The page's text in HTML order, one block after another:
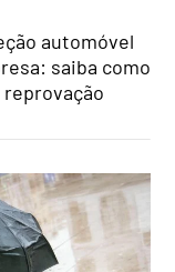
automóvel
saiba como